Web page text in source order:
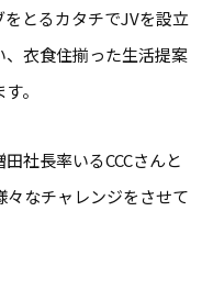
とるカタチでJVを設立
衣食住揃った生活提案
。
社長率いるCCCさんと
々なチャレンジをさせて